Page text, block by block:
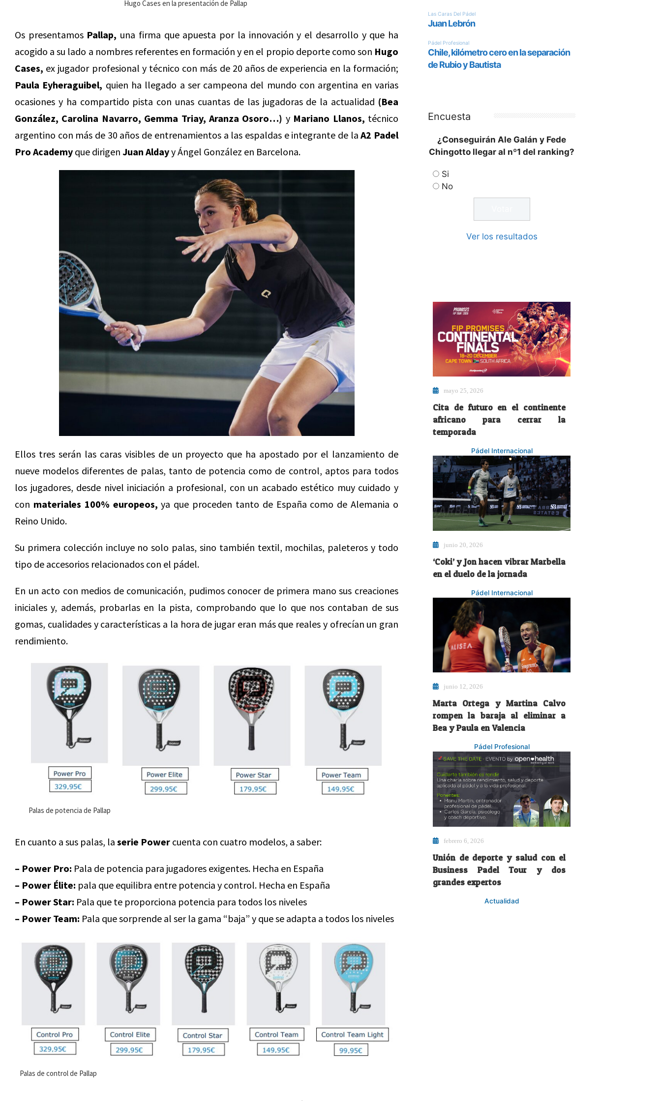
Hugo Cases en la presentación de Pallap
Os presentamos Pallap, una firma que apuesta por la innovación y el desarrollo y que ha
acogido a su lado a nombres referentes en formación y en el propio deporte como son Hugo
Cases, ex jugador profesional y técnico con más de 20 años de experiencia en la formación;
Paula Eyheraguibel, quien ha llegado a ser campeona del mundo con argentina en varias
ocasiones y ha compartido pista con unas cuantas de las jugadoras de la actualidad (Bea
González, Carolina Navarro, Gemma Triay, Aranza Osoro…) y Mariano Llanos, técnico
argentino con más de 30 años de entrenamientos a las espaldas e integrante de laA2 Padel
Pro Academy que dirigen Juan Aldayy Ángel González en Barcelona.
Ellos tres serán las caras visibles de un proyecto que ha apostado por el lanzamiento de
nueve modelos diferentes de palas, tanto de potencia como de control, aptos para todos
los jugadores, desde nivel iniciación a profesional, con un acabado estético muy cuidado y
con materiales 100% europeos, ya que proceden tanto de España como de Alemania o
Reino Unido.
Su primera colección incluye no solo palas, sino también textil, mochilas, paleteros y todo
tipo de accesorios relacionados con el pádel.
En un acto con medios de comunicación, pudimos conocer de primera mano sus creaciones
iniciales y, además, probarlas en la pista, comprobando que lo que nos contaban de sus
gomas, cualidades y características a la hora de jugar eran más que reales y ofrecían un gran
rendimiento.
Palas de potencia de Pallap
En cuanto a sus palas, la serie Power cuenta con cuatro modelos, a saber:
– Power Pro: Pala de potencia para jugadores exigentes. Hecha en España
– Power Élite: pala que equilibra entre potencia y control. Hecha en España
– Power Star: Pala que te proporciona potencia para todos los niveles
– Power Team: Pala que sorprende al ser la gama “baja” y que se adapta a todos los niveles
Palas de control de Pallap
Encuesta
¿Conseguirán Ale Galán y Fede
Chingotto llegar al nº1 del ranking?
Si
No
Ver los resultados
mayo 25, 2026
Cita de futuro en el continente
africano para cerrar la
temporada
Pádel Internacional
junio 20, 2026
‘Coki’ y Jon hacen vibrar Marbella
en el duelo de la jornada
Pádel Internacional
junio 12, 2026
Marta Ortega y Martina Calvo
rompen la baraja al eliminar a
Bea y Paula en Valencia
Pádel Profesional
febrero 6, 2026
Unión de deporte y salud con el
Business Padel Tour y dos
grandes expertos
Actualidad